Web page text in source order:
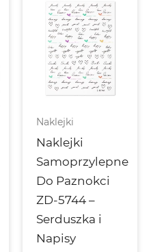
Naklejki
Naklejki
Samoprzylepne
Do Paznokci
ZD-5744 –
Serduszka i
Napisy